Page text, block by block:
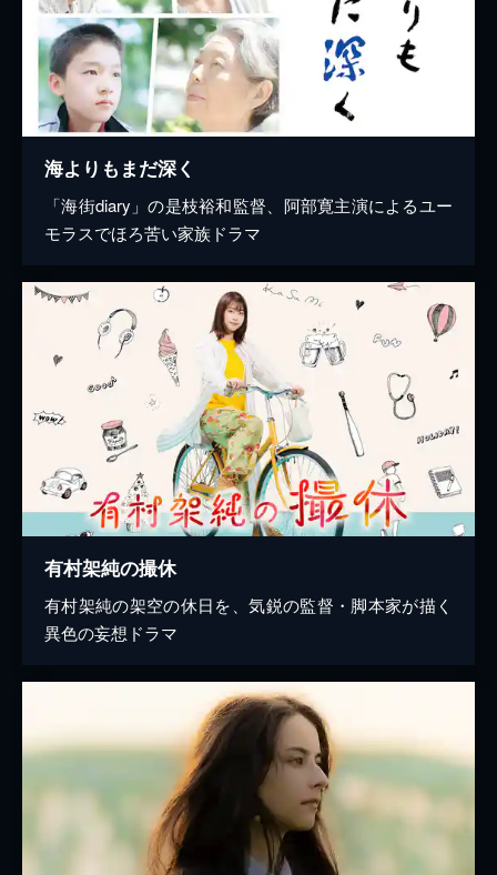
海よりもまだ深く
「海街diary」の是枝裕和監督、阿部寛主演によるユー
モラスでほろ苦い家族ドラマ
有村架純の撮休
有村架純の架空の休日を、気鋭の監督・脚本家が描く
異色の妄想ドラマ